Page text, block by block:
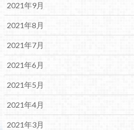
2021年9月
2021年8月
2021年7月
2021年6月
2021年5月
2021年4月
2021年3月